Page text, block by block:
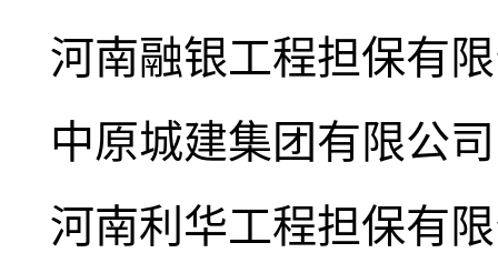
河南融银工程担保有
中原城建集团有限公司
河南利华工程担保有